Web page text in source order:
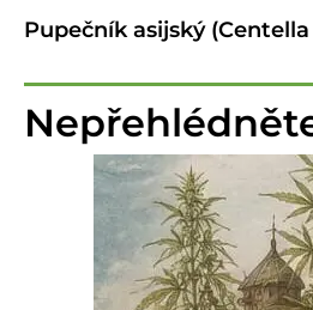
Pupečník asijský